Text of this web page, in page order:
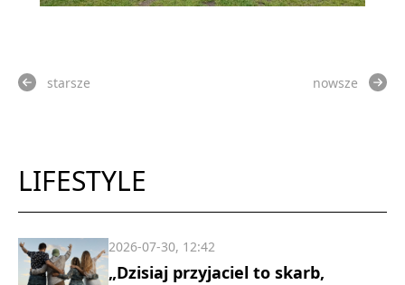
starsze nowsze
LIFESTYLE
„Dzisiaj przyjaciel to skarb,
2026-07-30, 12:42